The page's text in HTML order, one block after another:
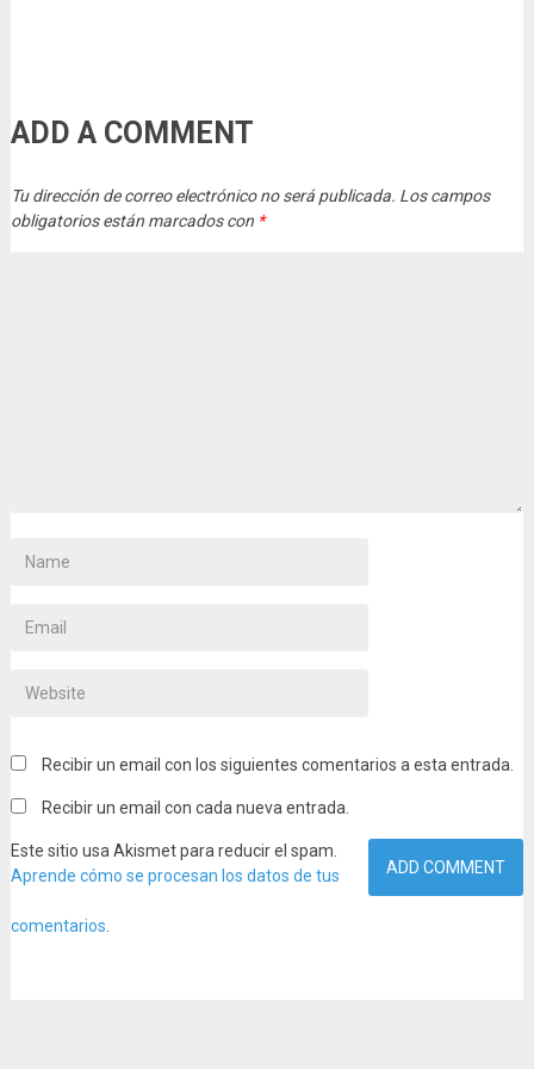
ADD A COMMENT
Tu dirección de correo electrónico no será publicada. Los campos
obligatorios están marcados con *
Recibir un email con los siguientes comentarios a esta entrada.
Recibir un email con cada nueva entrada.
Este sitio usa Akismet para reducir el spam.
Aprende cómo se procesan los datos de tus
comentarios